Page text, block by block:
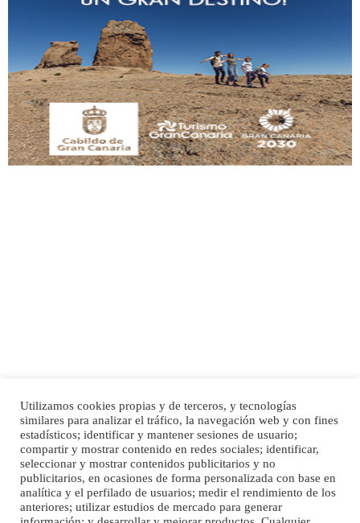
Gato manso encontrado
Este gato macho ha aparecido en la calle hace menos de un mes, es muy
manso y extremadamente cari...
Leales.org » Gran Canaria | 9.7.2025
SHIBA PERDIDO AVDA JOSE MESA Y LOPEZ
PERRO MACHO RAZA SHIBA CON MICROCHIP PERDIDO HOY 06/07/2025 ZONA
MESA Y LOPEZ. ES MUY ASUSTADIZO
Leales.org » Gran Canaria | 6.7.2025
Inicio Publicidad
Política de privacidad
Aviso Legal
Cláusula de Cookies
Enlaces de interés
Utilizamos cookies propias y de terceros, y tecnologías
similares para analizar el tráfico, la navegación web y con fines
estadísticos; identificar y mantener sesiones de usuario;
compartir y mostrar contenido en redes sociales; identificar,
seleccionar y mostrar contenidos publicitarios y no
publicitarios, en ocasiones de forma personalizada con base en
analítica y el perfilado de usuarios; medir el rendimiento de los
anteriores; utilizar estudios de mercado para generar